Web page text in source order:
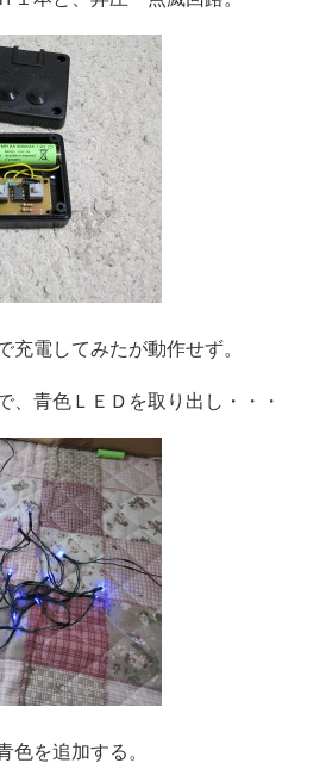
充電してみたが動作せず。
、青色ＬＥＤを取り出し・・・
色を追加する。